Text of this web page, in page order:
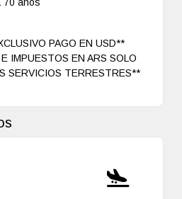
PAGO EN USD**
IMPUESTOS EN ARS SOLO
SERVICIOS TERRESTRES**